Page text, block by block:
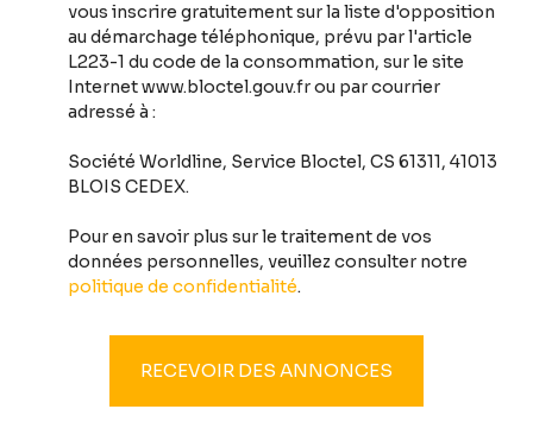
vous inscrire gratuitement sur la liste d'opposition
au démarchage téléphonique, prévu par l'article
L223-1 du code de la consommation, sur le site
Internet www.bloctel.gouv.fr ou par courrier
adressé à :
Société Worldline, Service Bloctel, CS 61311, 41013
BLOIS CEDEX.
Pour en savoir plus sur le traitement de vos
données personnelles, veuillez consulter notre
politique de confidentialité.
RECEVOIR DES ANNONCES